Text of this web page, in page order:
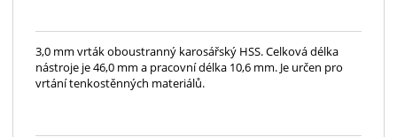
3,0 mm vrták oboustranný karosářský HSS. Celková délka
nástroje je 46,0 mm a pracovní délka 10,6 mm. Je určen pro
vrtání tenkostěnných materiálů.